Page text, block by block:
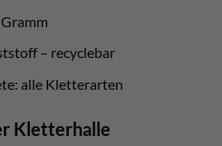
– recyclebar
alle Kletterarten
Kletterhalle